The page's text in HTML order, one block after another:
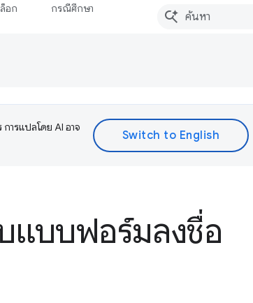
อก กรณีศึกษา
ารแปลโดย AI อาจ
แบบฟอร์มลงชื่อ